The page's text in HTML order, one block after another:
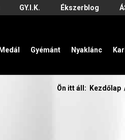
GY.I.K. Ékszerblog
Medál Gyémánt Nyaklánc
Ön itt áll: Kezdőlap